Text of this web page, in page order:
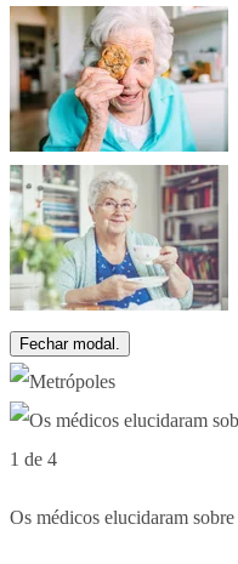
Fechar modal.
1 de 4
Os médicos elucidaram